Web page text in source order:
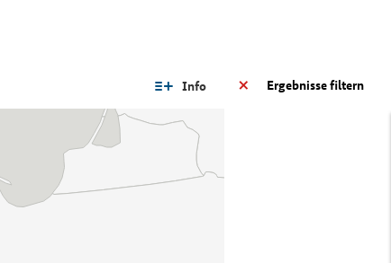
Ergebnisse filtern
Info